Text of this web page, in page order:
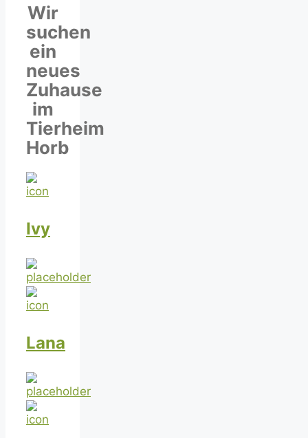
Wir
suchen
ein
neues
Zuhause
im
Tierheim
Horb
Ivy
Lana